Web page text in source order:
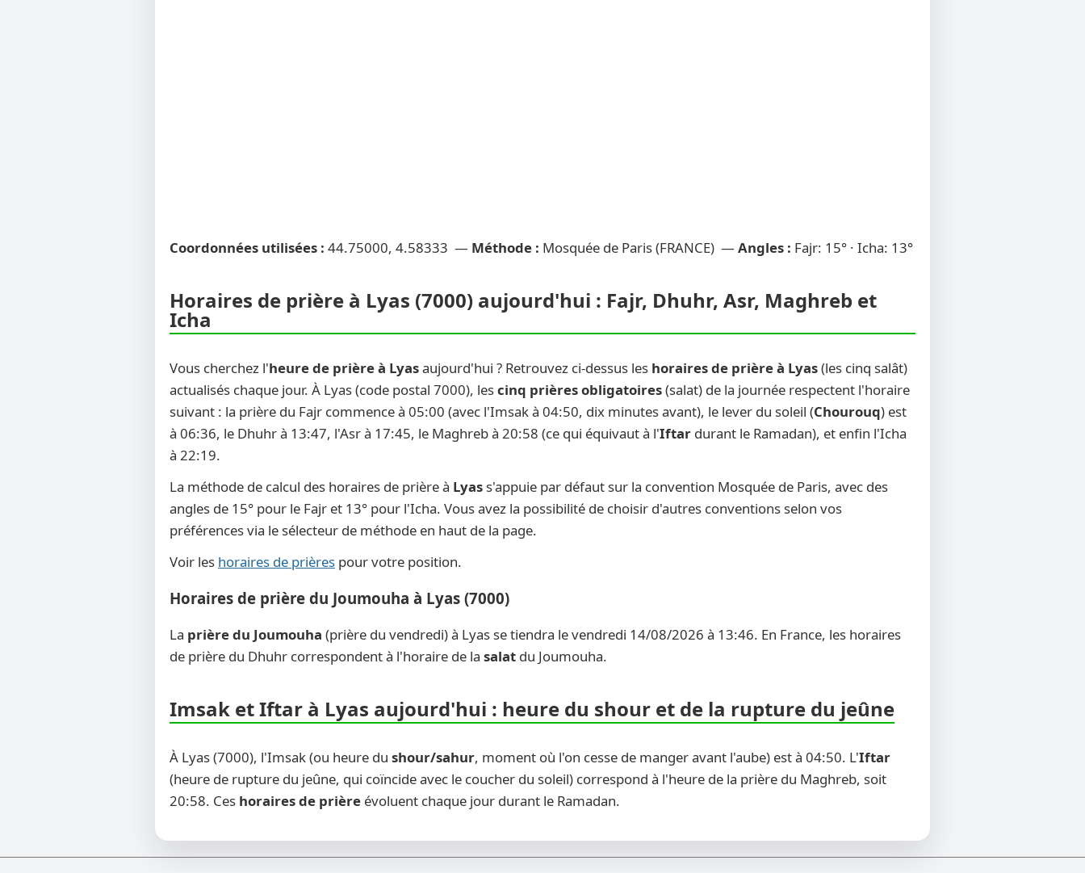
Coordonnées utilisées : 44.75000, 4.58333 — Méthode : Mosquée de Paris (FRANCE) — Angles : Fajr: 15° · Icha: 13°
Horaires de prière à Lyas (7000) aujourd'hui : Fajr, Dhuhr, Asr, Maghreb et
Icha
Vous cherchez l'heure de prière à Lyasaujourd'hui ? Retrouvez ci-dessus les horaires de prière à Lyas(les cinq salât)
actualisés chaque jour. À Lyas (code postal 7000), lescinq prières obligatoires(salat) de la journée respectent l'horaire
suivant : la prière du Fajr commence à 05:00 (avec l'Imsak à 04:50, dix minutes avant), le lever du soleil (Chourouq) est
à 06:36, le Dhuhr à 13:47, l'Asr à 17:45, le Maghreb à 20:58 (ce qui équivaut à l'Iftar durant le Ramadan), et enfin l'Icha
à 22:19.
La méthode de calcul des horaires de prière à Lyas s'appuie par défaut sur la convention Mosquée de Paris, avec des
angles de 15° pour le Fajr et 13° pour l'Icha. Vous avez la possibilité de choisir d'autres conventions selon vos
préférences via le sélecteur de méthode en haut de la page.
Voir les horaires de prières pour votre position.
Horaires de prière du Joumouha à Lyas (7000)
La prière du Joumouha (prière du vendredi) à Lyas se tiendra le vendredi 14/08/2026 à 13:46. En France, les horaires
de prière du Dhuhr correspondent à l'horaire de la salat du Joumouha.
Imsak et Iftar à Lyas aujourd'hui : heure du shour et de la rupture du jeûne
À Lyas (7000), l'Imsak (ou heure du shour/sahur, moment où l'on cesse de manger avant l'aube) est à 04:50. L'Iftar
(heure de rupture du jeûne, qui coïncide avec le coucher du soleil) correspond à l'heure de la prière du Maghreb, soit
20:58. Ces horaires de prière évoluent chaque jour durant le Ramadan.